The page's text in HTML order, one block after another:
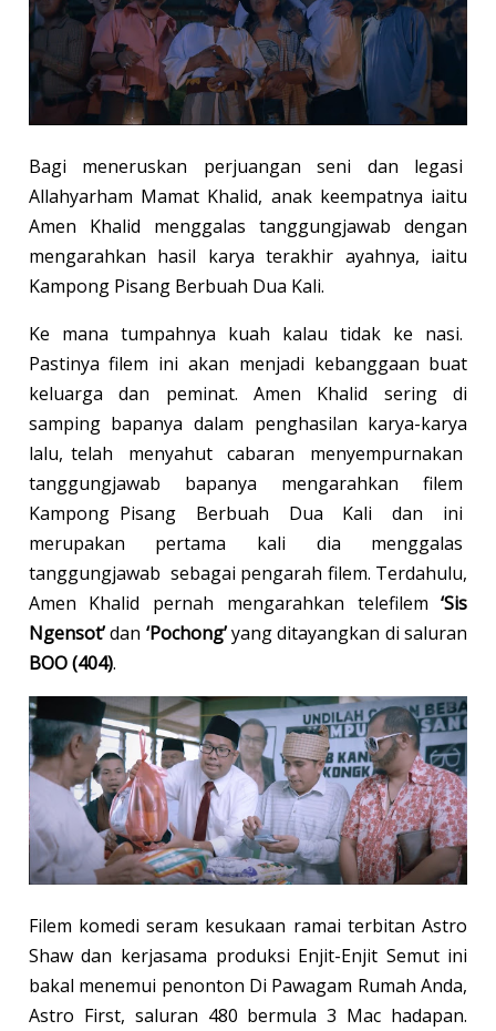
Bagi meneruskan perjuangan seni dan legasi
Allahyarham Mamat Khalid, anak keempatnya iaitu
Amen Khalid menggalas tanggungjawab dengan
mengarahkan hasil karya terakhir ayahnya, iaitu
Kampong Pisang Berbuah Dua Kali.
Ke mana tumpahnya kuah kalau tidak ke nasi.
Pastinya filem ini akan menjadi kebanggaan buat
keluarga dan peminat. Amen Khalid sering di
samping bapanya dalam penghasilan karya-karya
lalu, telah menyahut cabaran menyempurnakan
tanggungjawab bapanya mengarahkan filem
Kampong Pisang Berbuah Dua Kali dan ini
merupakan pertama kali dia menggalas
tanggungjawab sebagai pengarah filem. Terdahulu,
Amen Khalid pernah mengarahkan telefilem‘Sis
Ngensot’dan ‘Pochong’yang ditayangkan di saluran
BOO (404).
Filem komedi seram kesukaan ramai terbitan Astro
Shaw dan kerjasama produksi Enjit-Enjit Semut ini
bakal menemui penonton Di Pawagam Rumah Anda,
Astro First, saluran 480 bermula 3 Mac hadapan.